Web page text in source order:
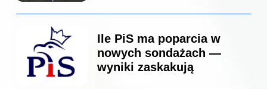
Ile PiS ma poparcia w
nowych sondażach —
wyniki zaskakują